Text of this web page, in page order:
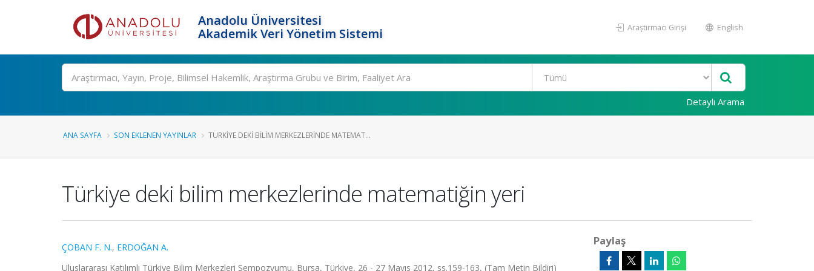
Anadolu Üniversitesi
Akademik Veri Yönetim Sistemi
Araştırmacı Girişi English
Ara
Detaylı Arama
ANA SAYFA SON EKLENEN YAYINLAR TÜRKIYE DEKI BILIM MERKEZLERINDE MATEMAT...
Türkiye deki bilim merkezlerinde matematiğin yeri
ÇOBAN F. N., ERDOĞAN A.
Uluslararası Katılımlı Türkiye Bilim Merkezleri Sempozyumu, Bursa, Türkiye, 26 - 27 Mayıs 2012, ss.159-163, (Tam Metin Bildiri)
Paylaş